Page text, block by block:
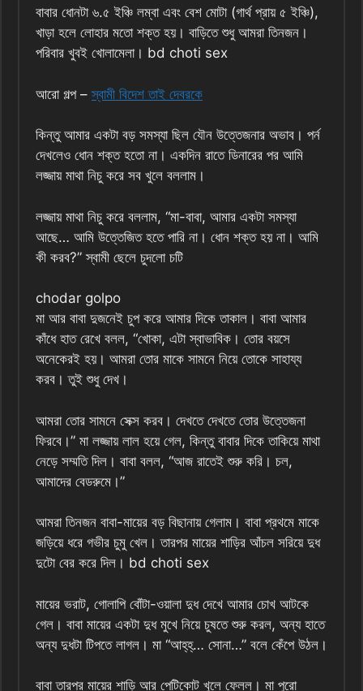
বাবার ধোনটা ৬.৫ ইঞ্চি লম্বা এবং বেশ মোটা (গার্থ প্রায় ৫ ইঞ্চি),
খাড়া হলে লোহার মতো শক্ত হয়। বাড়িতে শুধু আমরা তিনজন।
পরিবার খুবই খোলামেলা। bd choti sex
আরো গল্প –স্বামী বিদেশ তাই দেবরকে
কিন্তু আমার একটা বড় সমস্যা ছিল যৌন উত্তেজনার অভাব। পর্ন
দেখলেও ধোন শক্ত হতো না। একদিন রাতে ডিনারের পর আমি
লজ্জায় মাথা নিচু করে সব খুলে বললাম।
লজ্জায় মাথা নিচু করে বললাম, “মা-বাবা, আমার একটা সমস্যা
আছে… আমি উত্তেজিত হতে পারি না। ধোন শক্ত হয় না। আমি
কী করব?” স্বামী ছেলে চুদলো চটি
chodar golpo
মা আর বাবা দুজনেই চুপ করে আমার দিকে তাকাল। বাবা আমার
কাঁধে হাত রেখে বলল, “খোকা, এটা স্বাভাবিক। তোর বয়সে
অনেকেরই হয়। আমরা তোর মাকে সামনে নিয়ে তোকে সাহায্য
করব। তুই শুধু দেখ।
আমরা তোর সামনে সেক্স করব। দেখতে দেখতে তোর উত্তেজনা
ফিরবে।” মা লজ্জায় লাল হয়ে গেল, কিন্তু বাবার দিকে তাকিয়ে মাথা
নেড়ে সম্মতি দিল। বাবা বলল, “আজ রাতেই শুরু করি। চল,
আমাদের বেডরুমে।”
আমরা তিনজন বাবা-মায়ের বড় বিছানায় গেলাম। বাবা প্রথমে মাকে
জড়িয়ে ধরে গভীর চুমু খেল। তারপর মায়ের শাড়ির আঁচল সরিয়ে দুধ
দুটো বের করে দিল। bd choti sex
মায়ের ভরাট, গোলাপি বোঁটা-ওয়ালা দুধ দেখে আমার চোখ আটকে
গেল। বাবা মায়ের একটা দুধ মুখে নিয়ে চুষতে শুরু করল, অন্য হাতে
অন্য দুধটা টিপতে লাগল। মা “আহ্‌হ্‌… সোনা…” বলে কেঁপে উঠল।
বাবা তারপর মায়ের শাড়ি আর পেটিকোট খুলে ফেলল। মা পুরো